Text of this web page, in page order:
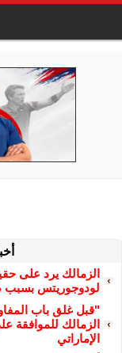
الزمالك يرد على
لودوجوريتس بسبب
"قبل غلق باب
الزمالك للموافقة
الإماراتي